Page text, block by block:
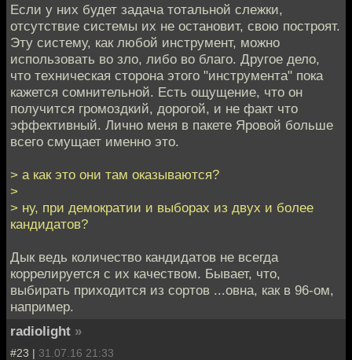
Если у них будет задача тотальной слежки,
отсутствие системы их не остановит, свою построят.
Эту систему, как любой инструмент, можно
использовать во зло, либо во благо. Другое дело,
что техническая сторона этого "инструмента" пока
кажется сомнительной. Есть ощущение, что он
получится громоздкий, дорогой, и не факт что
эффективный. Лично меня в пакете Яровой больше
всего смущает именно это.
> а как это они там оказываются?
>
> ну, при демократии и выборах из двух и более
кандидатов?
Дык ведь количество кандидатов не всегда
коррелируется с их качеством. Бывает, что,
выбирать приходится из сортов ...овна, как в 96-ом,
например.
radiolight »
#23 | 31.07.16 21:33